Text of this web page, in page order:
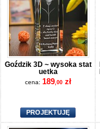
Goździk 3D ~ wysoka stat
uetka
cena: 189,00zł
PROJEKTUJĘ